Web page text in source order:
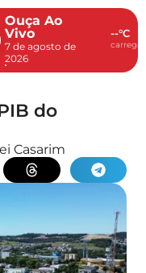
Ouça Ao
Vivo
7 de agosto de
2026
--°C
do
Casarim